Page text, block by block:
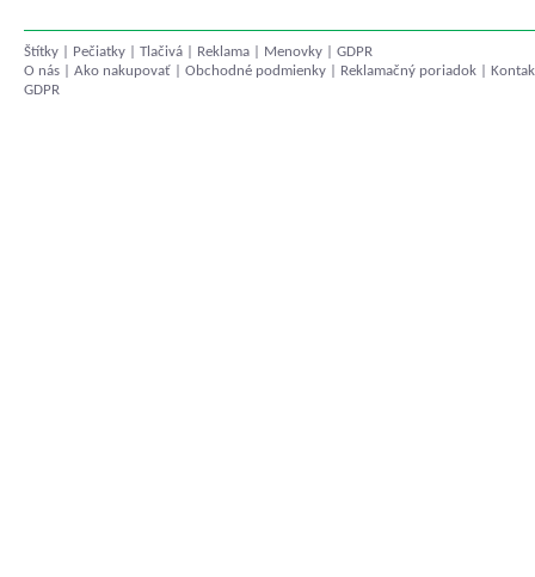
Štítky Pečiatky Tlačivá Reklama Menovky
GDPR
O nás
Ako nakupovať Obchodné podmienky Reklamačný poriadok
GDPR